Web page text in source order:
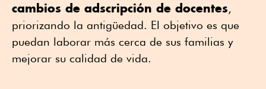
cambios de adscripción de docentes,
priorizando la antigüedad. El objetivo es que
puedan laborar más cerca de sus familias y
mejorar su calidad de vida.